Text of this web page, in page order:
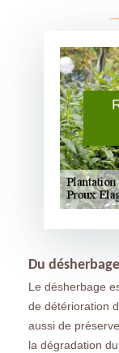
Du
Le désherbage
de détérioration
aussi de
la dégradation